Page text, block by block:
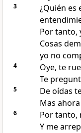
3
¿Quién es
Por tanto,
Cosas
yo no
4
Oye, te
Te
5
De oídas
Mas
6
Por tanto,
Y me